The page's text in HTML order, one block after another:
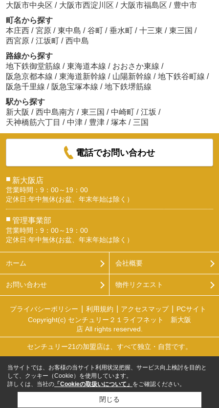
大阪市中央区 / 大阪市西淀川区 / 大阪市福島区 / 豊中市
町名から探す
本庄西 / 宮原 / 東中島 / 谷町 / 垂水町 / 十三東 / 東三国 /
西宮原 / 江坂町 / 西中島
路線から探す
地下鉄御堂筋線 / 東海道本線 / おおさか東線 /
阪急京都本線 / 東海道新幹線 / 山陽新幹線 / 地下鉄谷町線 /
阪急千里線 / 阪急宝塚本線 / 地下鉄堺筋線
駅から探す
新大阪 / 西中島南方 / 東三国 / 中崎町 / 江坂 /
天神橋筋六丁目 / 中津 / 豊津 / 塚本 / 三国
電話でお問い合わせ
■ 新大阪店
営業時間：9：00～19：00
定休日:年中無休(お盆、年末年始は除く）
■ 管理事業部
営業時間：9：00～19：00
定休日:年中無休(お盆、年末年始は除く）
ホーム 会社概要
お問い合わせ 物件リクエスト
プライバシーポリシー 利用規約 アクセスマップ
PCサイト
Copyright(c) センチュリー２１ライフネット 新大阪
店 All rights reserved.
センチュリー21の加盟店は、すべて独立・自営です。
当サイトでは、お客様の当サイト利用状況把握、サービス向上検討を目的と
して、クッキー（Cookie）を使用しています。
詳しくは、当社の 「Cookieの取扱いについて」 をご確認ください。
閉じる